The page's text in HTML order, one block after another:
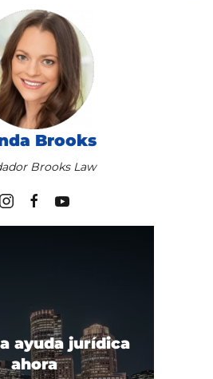
Brooks
Brooks Law
ayuda jurídica
ahora